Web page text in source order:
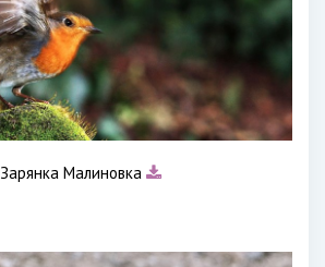
Зарянка Малиновка